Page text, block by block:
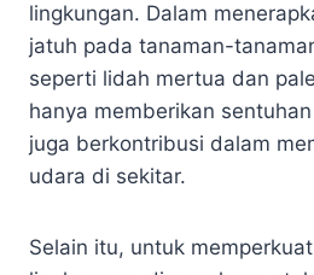
lingkungan. Dalam
jatuh pada tanaman-
seperti lidah mertua dan
hanya memberikan
juga berkontribusi dalam
udara di sekitar.
Selain itu, untuk